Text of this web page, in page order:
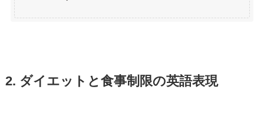
2. ダイエットと食事制限の英語表現